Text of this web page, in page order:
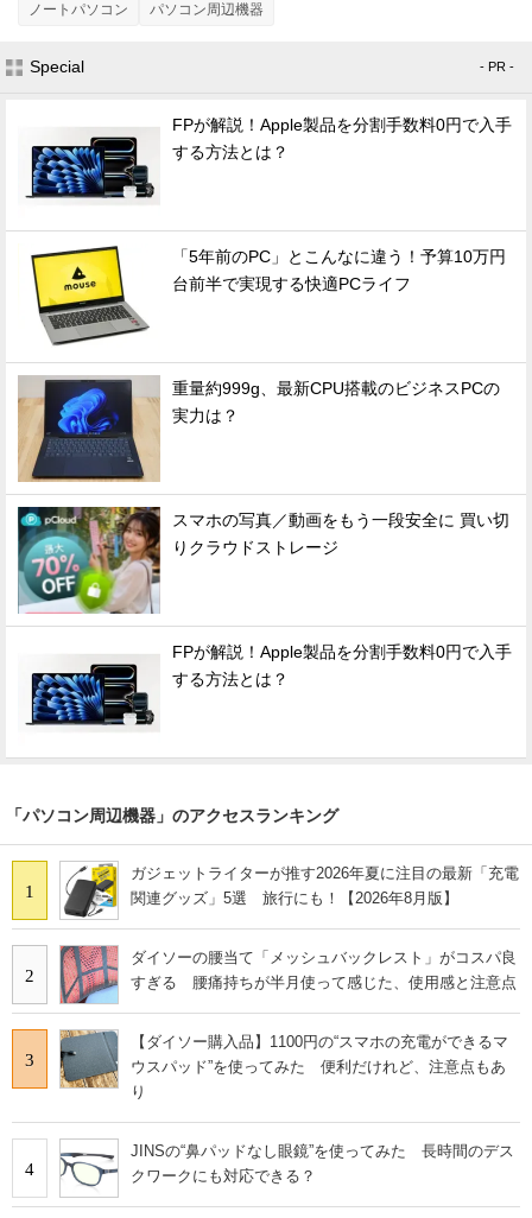
ノートパソコン パソコン周辺機器
Special - PR -
FPが解説！Apple製品を分割手数料0円で入手
する方法とは？
「5年前のPC」とこんなに違う！予算10万円
台前半で実現する快適PCライフ
重量約999g、最新CPU搭載のビジネスPCの
実力は？
スマホの写真／動画をもう一段安全に 買い切
りクラウドストレージ
FPが解説！Apple製品を分割手数料0円で入手
する方法とは？
「パソコン周辺機器」のアクセスランキング
1
ガジェットライターが推す2026年夏に注目の最新「充電
関連グッズ」5選 旅行にも！【2026年8月版】
2
ダイソーの腰当て「メッシュバックレスト」がコスパ良
すぎる 腰痛持ちが半月使って感じた、使用感と注意点
3
【ダイソー購入品】1100円の“スマホの充電ができるマ
ウスパッド”を使ってみた 便利だけれど、注意点もあ
り
4
JINSの“鼻パッドなし眼鏡”を使ってみた 長時間のデス
クワークにも対応できる？